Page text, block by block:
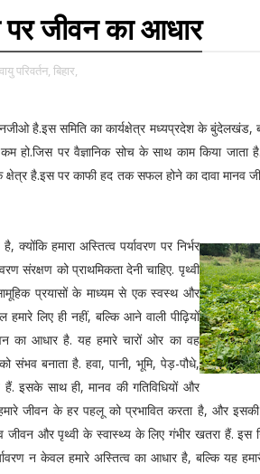
पर जीवन का आधार
परिवर्तन, बिहार,
है.इस समिति का कार्यक्षेत्र मध्यप्रदेश के
हो.जिस पर वैज्ञानिक सोच के साथ काम किया जाता
क्षेत्र है.इस पर काफी हद तक सफल होने का दावा मानव
हमारा अस्तित्व पर्यावरण पर निर्भर
संरक्षण को प्राथमिकता देनी चाहिए. पृथ्वी
प्रयासों के माध्यम से एक स्वस्थ और
हमारे लिए ही नहीं, बल्कि आने वाली पीढ़ियों
का आधार है. यह हमारे चारों ओर का वह
संभव बनाता है. हवा, पानी, भूमि, पेड़-पौधे,
इसके साथ ही, मानव की गतिविधियों और
हमारे जीवन के हर पहलू को प्रभावित करता है, और
जीवन और पृथ्वी के स्वास्थ्य के लिए गंभीर खतरा हैं.
न केवल हमारे अस्तित्व का आधार है, बल्कि यह